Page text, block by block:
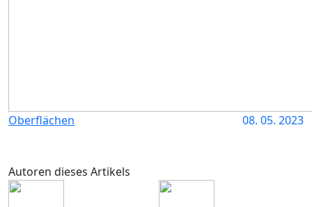
Oberflächen 08. 05. 2023
Autoren dieses Artikels